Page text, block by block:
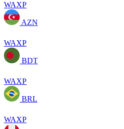
WAXP
AZN
WAXP
BDT
WAXP
BRL
WAXP